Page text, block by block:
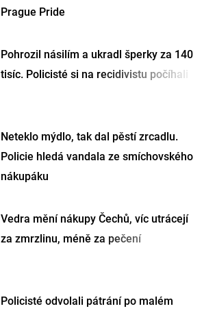
Prague Pride
Pohrozil násilím a ukradl šperky za 140
tisíc. Policisté si na recidivistu počíhali
Neteklo mýdlo, tak dal pěstí zrcadlu.
Policie hledá vandala ze smíchovského
nákupáku
Vedra mění nákupy Čechů, víc utrácejí
za zmrzlinu, méně za pečení
Policisté odvolali pátrání po malém